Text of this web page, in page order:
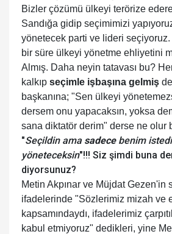
Bizler çözümü ülkeyi terörize
Sandığa gidip seçimimizi
yönetecek parti ve lideri
bir süre ülkeyi yönetme ehliyetini
Almış. Daha neyin tatavası bu?
kalkıp seçimle işbaşına gelmiş
başkanına; "Sen ülkeyi
dersem onu yapacaksın, yoksa
sana diktatör derim" derse ne olur
"Seçildin ama sadecebenim
yöneteceksin"!!! Siz şimdi buna
diyorsunuz?
Metin Akpınar ve Müjdat Gezen'in
ifadelerinde "Sözlerimiz mizah ve
kapsamındaydı, ifadelerimiz
kabul etmiyoruz" dedikleri, yine